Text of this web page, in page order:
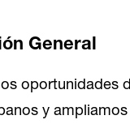
General
oportunidades
y